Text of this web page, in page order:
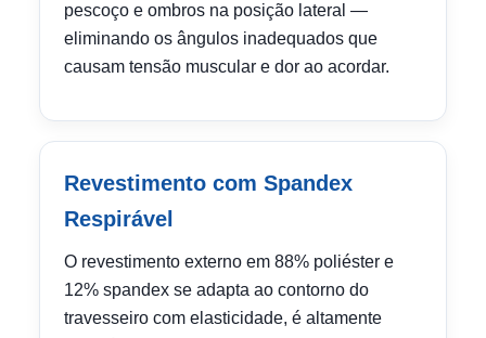
pescoço e ombros na posição lateral —
eliminando os ângulos inadequados que
causam tensão muscular e dor ao acordar.
Revestimento com Spandex
Respirável
O revestimento externo em 88% poliéster e
12% spandex se adapta ao contorno do
travesseiro com elasticidade, é altamente